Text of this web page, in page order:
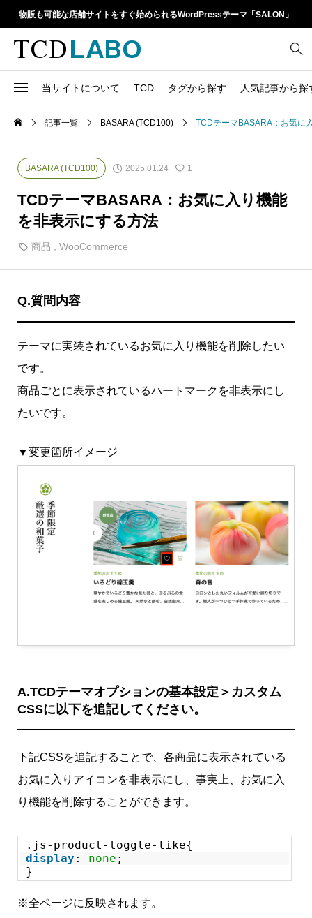
物販も可能な店舗サイトをすぐ始められるWordPressテーマ「SALON」
当サイトについて TCD タグから探す 人気記事から探
1カラム
Google Map
h1 14
iframe
meta description 21
meta title
retinaディスプレイ
TCD LABOとは
TCDテーマ一覧
ファイルの編集方法
WordPressテーマ比較
人気ランキング
アップデート情報
よくあるご質問
記事一覧 BASARA (TCD100) TCDテーマBASARA：お気に
BASARA (TCD100) 2025.01.24 1
TCDテーマBASARA：お気に入り機能
を非表示にする方法
商品 , WooCommerce
Q.質問内容
テーマに実装されているお気に入り機能を削除したい
です。
商品ごとに表示されているハートマークを非表示にし
たいです。
▼変更箇所イメージ
A.TCDテーマオプションの基本設定＞カスタム
CSSに以下を追記してください。
下記CSSを追記することで、各商品に表示されている
お気に入りアイコンを非表示にし、事実上、お気に入
り機能を削除することができます。
.js-product-toggle-like{
display : none ;
}
※全ページに反映されます。